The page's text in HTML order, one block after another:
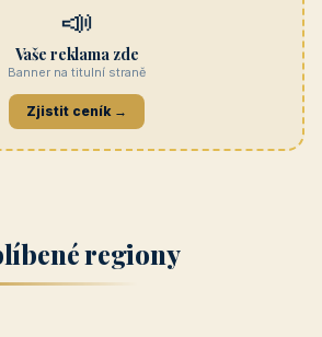
📣
Vaše reklama zde
Banner na titulní straně
Zjistit ceník →
regiony
kraj)
Žilinský
Střední Čechy
(Středočeský